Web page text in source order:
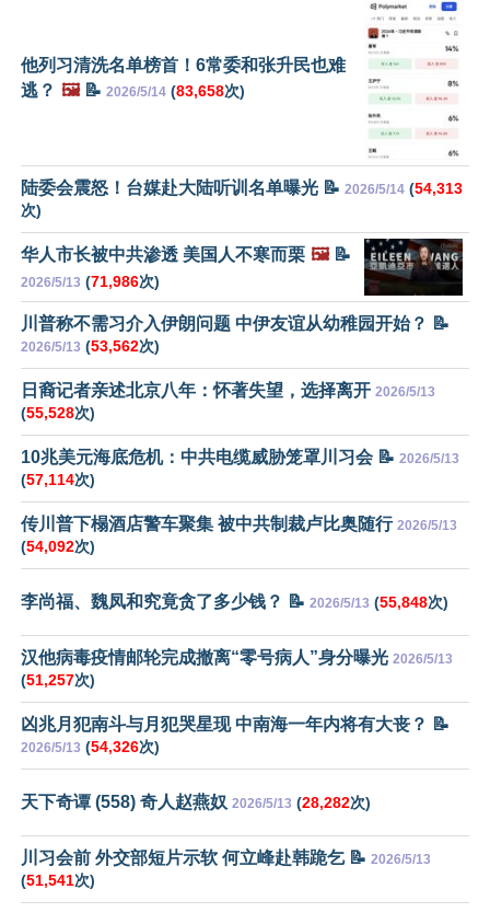
他列习清洗名单榜首！6常委和张升民也难
逃？ 🖼️📝 2026/5/14 (83,658次)
陆委会震怒！台媒赴大陆听训名单曝光 📝 2026/5/14 (54,313
次)
华人市长被中共渗透 美国人不寒而栗 🖼️📝
2026/5/13 (71,986次)
川普称不需习介入伊朗问题 中伊友谊从幼稚园开始？ 📝
2026/5/13 (53,562次)
日裔记者亲述北京八年：怀著失望，选择离开 2026/5/13
(55,528次)
10兆美元海底危机：中共电缆威胁笼罩川习会 📝 2026/5/13
(57,114次)
传川普下榻酒店警车聚集 被中共制裁卢比奥随行 2026/5/13
(54,092次)
李尚福、魏凤和究竟贪了多少钱？ 📝 2026/5/13 (55,848次)
汉他病毒疫情邮轮完成撤离“零号病人”身分曝光 2026/5/13
(51,257次)
凶兆月犯南斗与月犯哭星现 中南海一年内将有大丧？ 📝
2026/5/13 (54,326次)
天下奇谭 (558) 奇人赵燕奴 2026/5/13 (28,282次)
川习会前 外交部短片示软 何立峰赴韩跪乞 📝 2026/5/13
(51,541次)